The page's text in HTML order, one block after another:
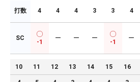
打数 4 4 4 3 3 4
SC
-1
ー ー ー
-1
ー
10 11 12 13 14 15 16